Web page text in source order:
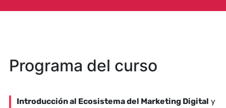
Programa del curso
Introducción al Ecosistema del Marketing Digital y